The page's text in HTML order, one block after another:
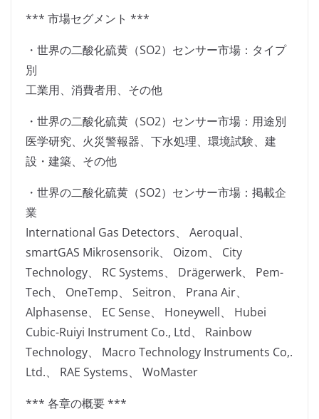
*** 市場セグメント ***
・世界の二酸化硫黄（SO2）センサー市場：タイプ
別
工業用、消費者用、その他
・世界の二酸化硫黄（SO2）センサー市場：用途別
医学研究、火災警報器、下水処理、環境試験、建
設・建築、その他
・世界の二酸化硫黄（SO2）センサー市場：掲載企
業
International Gas Detectors、 Aeroqual、
smartGAS Mikrosensorik、 Oizom、 City
Technology、 RC Systems、 Drägerwerk、 Pem-
Tech、 OneTemp、 Seitron、 Prana Air、
Alphasense、 EC Sense、 Honeywell、 Hubei
Cubic-Ruiyi Instrument Co., Ltd、 Rainbow
Technology、 Macro Technology Instruments Co,.
Ltd.、 RAE Systems、 WoMaster
*** 各章の概要 ***